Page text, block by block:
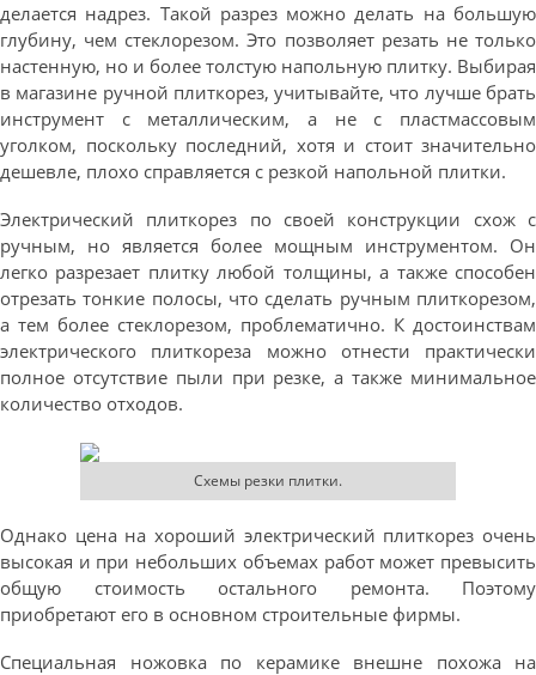
делается надрез. Такой разрез можно делать на большую
глубину, чем стеклорезом. Это позволяет резать не только
настенную, но и более толстую напольную плитку. Выбирая
в магазине ручной плиткорез, учитывайте, что лучше брать
инструмент с металлическим, а не с пластмассовым
уголком, поскольку последний, хотя и стоит значительно
дешевле, плохо справляется с резкой напольной плитки.
Электрический плиткорез по своей конструкции схож с
ручным, но является более мощным инструментом. Он
легко разрезает плитку любой толщины, а также способен
отрезать тонкие полосы, что сделать ручным плиткорезом,
а тем более стеклорезом, проблематично. К достоинствам
электрического плиткореза можно отнести практически
полное отсутствие пыли при резке, а также минимальное
количество отходов.
Схемы резки плитки.
Однако цена на хороший электрический плиткорез очень
высокая и при небольших объемах работ может превысить
общую стоимость остального ремонта. Поэтому
приобретают его в основном строительные фирмы.
Специальная ножовка по керамике внешне похожа на